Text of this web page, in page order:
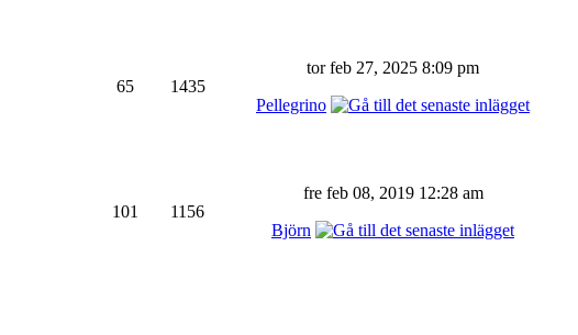
65 1435
tor feb 27, 2025 8:09 pm
Pellegrino
101 1156
fre feb 08, 2019 12:28 am
Björn